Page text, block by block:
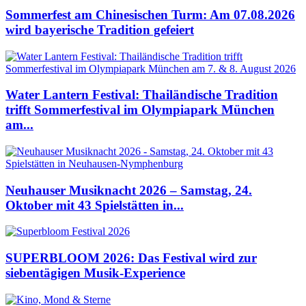
Sommerfest am Chinesischen Turm: Am 07.08.2026
wird bayerische Tradition gefeiert
Water Lantern Festival: Thailändische Tradition
trifft Sommerfestival im Olympiapark München
am...
Neuhauser Musiknacht 2026 – Samstag, 24.
Oktober mit 43 Spielstätten in...
SUPERBLOOM 2026: Das Festival wird zur
siebentägigen Musik-Experience